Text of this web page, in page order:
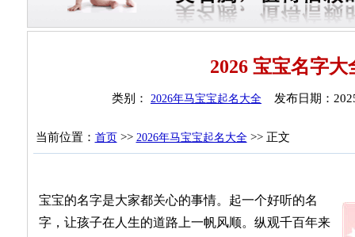
2026 宝宝名字大
类别： 2026年马宝宝起名大全 发布日期：
当前位置： 首页>> 2026年马宝宝起名大全>> 正文
宝宝的名字是大家都关心的事情。起一个好听的名
字，让孩子在人生的道路上一帆风顺。纵观千百年来